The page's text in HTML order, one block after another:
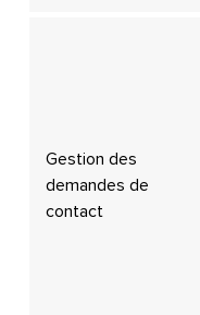
Gestion des
demandes de
contact